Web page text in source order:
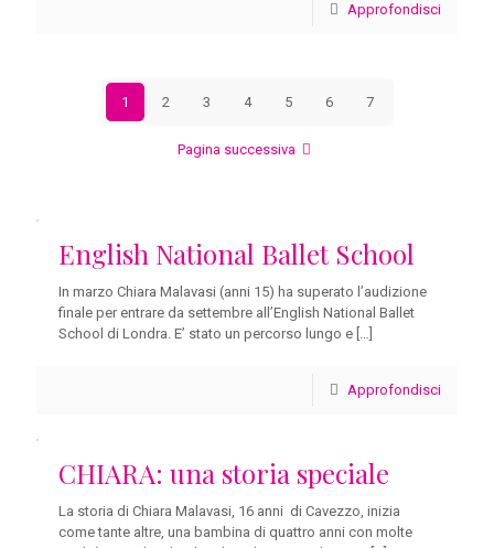
Approfondisci
1 2 3 4 5 6 7
Pagina successiva
English National Ballet School
In marzo Chiara Malavasi (anni 15) ha superato l’audizione
finale per entrare da settembre all’English National Ballet
School di Londra. E’ stato un percorso lungo e […]
Approfondisci
CHIARA: una storia speciale
La storia di Chiara Malavasi, 16 anni di Cavezzo, inizia
come tante altre, una bambina di quattro anni con molte